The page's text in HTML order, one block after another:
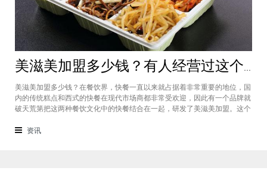
美滋美加盟多少钱？有人经营过这个快餐品牌吗
美滋美加盟多少钱？在餐饮界，快餐一直以来就占据着非常重要的地位，国
内的传统糕点和西式的快餐在现代市场商都非常受欢迎，因此有一个品牌就
破天荒第把这两种餐饮文化中的快餐结合在一起，研发了美滋美加盟。这个
吗，加盟费是多少？美滋美加盟多少钱？这个品牌是进来十分火爆的一个餐
资讯